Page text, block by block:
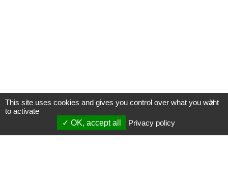
X
This site uses cookies and gives you control over what you want
to activate
OK, accept all
Privacy policy